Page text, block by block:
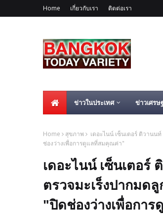
Home เกี่ยวกับเรา ติดต่อเรา
ข่าวในประเทศ ข่าวเศรษ
Home สุขภาพ
เดอะไนน์ เซ็นเตอร์ ติวานน
ช่องว่างเพื่อการดูแลที่สมคุณค่า"
เดอะไนน์ เซ็นเตอร์
ตรวจมะเร็งปากมด
"ปิดช่องว่างเพื่อกา